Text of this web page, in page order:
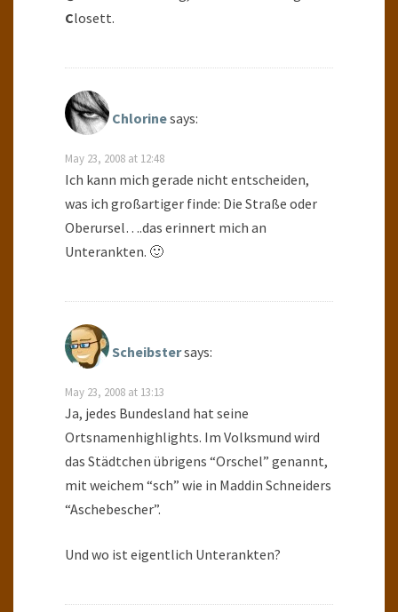
Closett.
Chlorinesays:
May 23, 2008 at 12:48
Ich kann mich gerade nicht entscheiden,
was ich großartiger finde: Die Straße oder
Oberursel….das erinnert mich an
Unterankten. 🙂
Scheibstersays:
May 23, 2008 at 13:13
Ja, jedes Bundesland hat seine
Ortsnamenhighlights. Im Volksmund wird
das Städtchen übrigens “Orschel” genannt,
mit weichem “sch” wie in Maddin Schneiders
“Aschebescher”.
Und wo ist eigentlich Unterankten?